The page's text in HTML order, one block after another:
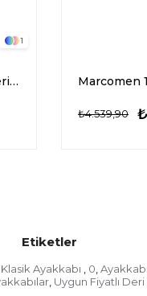
1
Marcomen 15143 Erkek Hakiki Deri Klasik Ayakkabı Taba
₺4.539,90
Etiketler
Klasik Ayakkabı , 0,
, Uygun Fiyatlı